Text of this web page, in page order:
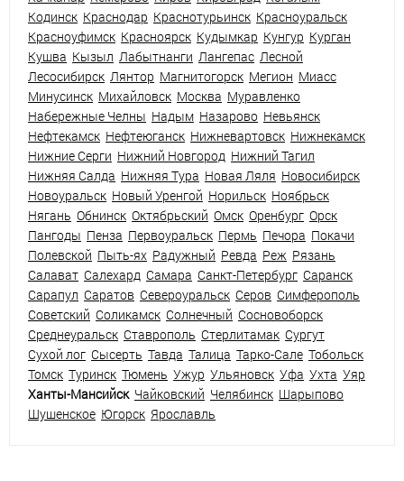
Кодинск Краснодар Краснотурьинск Красноуральск
Красноуфимск Красноярск Кудымкар Кунгур Курган
Кушва Кызыл Лабытнанги Лангепас Лесной
Лесосибирск Лянтор Магнитогорск Мегион Миасс
Минусинск Михайловск Москва Муравленко
Набережные Челны Надым Назарово Невьянск
Нефтекамск Нефтеюганск Нижневартовск Нижнекамск
Нижние Серги Нижний Новгород Нижний Тагил
Нижняя Салда Нижняя Тура Новая Ляля Новосибирск
Новоуральск Новый Уренгой Норильск Ноябрьск
Нягань Обнинск Октябрьский Омск Оренбург Орск
Пангоды Пенза Первоуральск Пермь Печора Покачи
Полевской Пыть-ях Радужный Ревда Реж Рязань
Салават Салехард Самара Санкт-Петербург Саранск
Сарапул Саратов Североуральск Серов Симферополь
Советский Соликамск Солнечный Сосновоборск
Среднеуральск Ставрополь Стерлитамак Сургут
Сухой лог Сысерть Тавда Талица Тарко-Сале Тобольск
Томск Туринск Тюмень Ужур Ульяновск Уфа Ухта Уяр
Ханты-Мансийск Чайковский Челябинск Шарыпово
Шушенское Югорск Ярославль